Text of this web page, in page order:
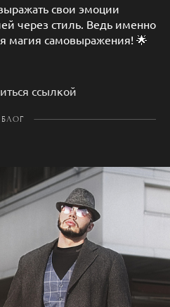
свои эмоции
через стиль. Ведь именно
магия самовыражения! 🌟
ссылкой
БЛОГ